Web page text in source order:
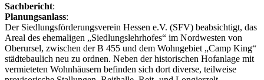
Sachbericht:
Planungsanlass:
Der Siedlungsförderungsverein Hessen e.V. (SFV) beabsichtigt, das
Areal des ehemaligen „Siedlungslehrhofes“ im Nordwesten von
Oberursel, zwischen der B 455 und dem Wohngebiet „Camp King“
städtebaulich neu zu ordnen. Neben der historischen Hofanlage mit
vermieteten Wohnhäusern befinden sich dort diverse, teilweise